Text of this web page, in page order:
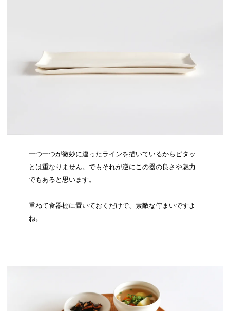
一つ一つが微妙に違ったラインを描いているからピタッ
とは重なりません。でもそれが逆にこの器の良さや魅力
でもあると思います。
重ねて食器棚に置いておくだけで、素敵な佇まいですよ
ね。